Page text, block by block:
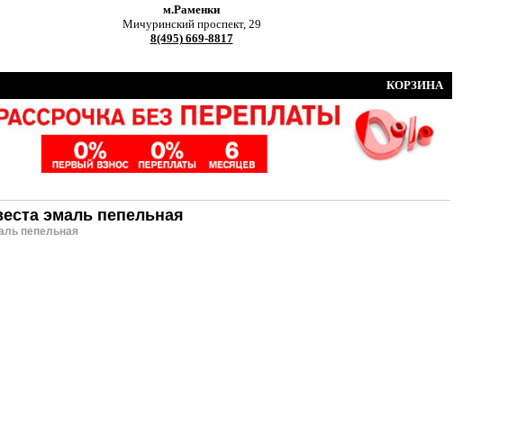
м.Раменки
Мичуринский проспект, 29
8(495) 669-8817
КОРЗИНА
эмаль пепельная
пепельная